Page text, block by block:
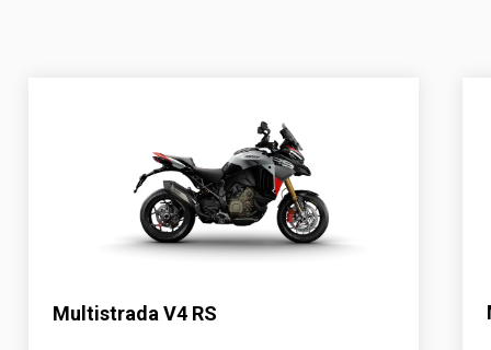
Multistrada V4 RS